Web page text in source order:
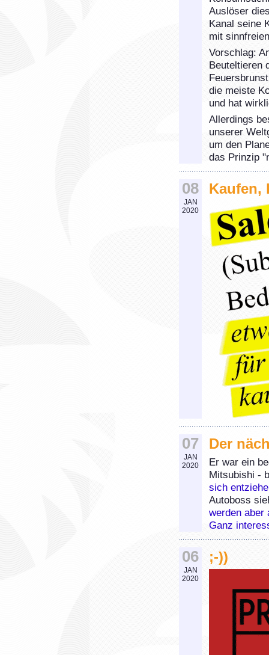
Auslöser
Kanal seine
mit
Vorschlag:
Beuteltieren
die meiste
und hat
Allerdings
unserer
um den
das Prinzip
08
JAN
2020
Kaufen,
07
JAN
2020
Der
Er war ein
Mitsubishi -
sich
Autoboss
werden aber
Ganz
06
JAN
2020
;-))